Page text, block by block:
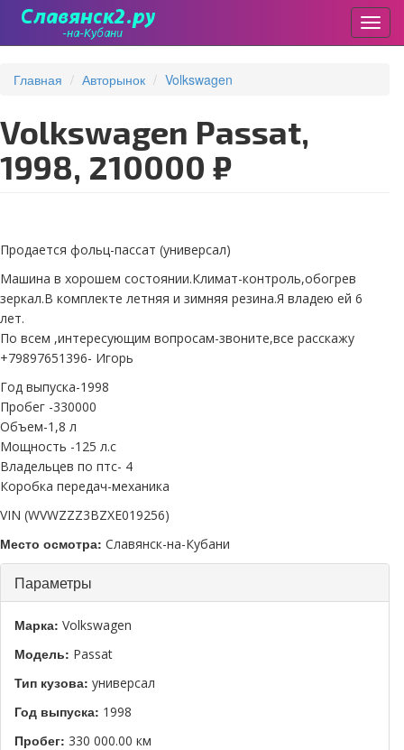
основному
Главная Авторынок Volkswagen
Volkswagen Passat,
1998, 210000 ₽
Продается фольц-пассат (универсал)
Машина в хорошем состоянии.Климат-контроль,обогрев
зеркал.В комплекте летняя и зимняя резина.Я владею ей 6
лет.
По всем ,интересующим вопросам-звоните,все расскажу
+79897651396- Игорь
Год выпуска-1998
Пробег -330000
Объем-1,8 л
Мощность -125 л.с
Владельцев по птс- 4
Коробка передач-механика
VIN (WVWZZZ3BZXE019256)
Место осмотра: Славянск-на-Кубани
Скрыть
Параметры
Марка: Volkswagen
Модель: Passat
Тип кузова: универсал
Год выпуска: 1998
Пробег: 330 000.00 км